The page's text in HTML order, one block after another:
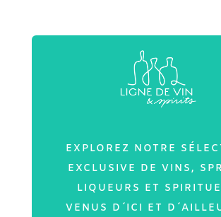
EXPLOREZ NOTRE
EXCLUSIVE DE VINS,
LIQUEURS ET
VENUS D´ICI ET